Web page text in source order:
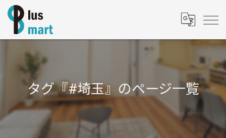
タグ『#埼玉』のページ一覧